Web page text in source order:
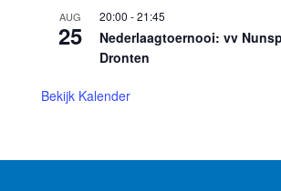
AUG
25
20:00 -21:45
Nederlaagtoernooi: vv
Dronten
Bekijk Kalender